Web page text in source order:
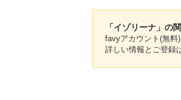
「イゾリーナ」の
favyアカウント(無料
詳しい情報とご登録